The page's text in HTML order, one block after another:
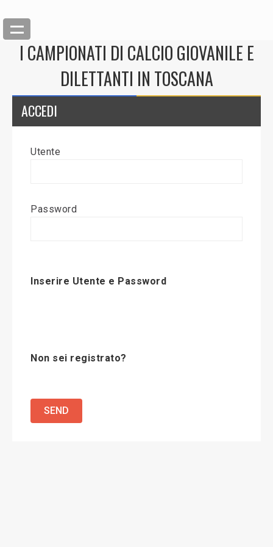
Back
Modifica News
I CAMPIONATI DI CALCIO GIOVANILE E
DILETTANTI IN TOSCANA
ACCEDI
Utente
Password
Inserire Utente e Password
Non sei registrato?